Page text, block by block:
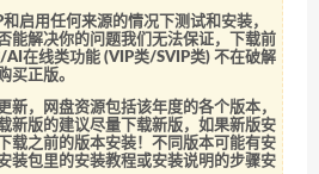
启用任何来源的情况下测试和安装，
能解决你的问题我们无法保证，下载前
在线类功能 (VIP类/SVIP类) 不在破解
买正版。
新，网盘资源包括该年度的各个版本，
新版的建议尽量下载新版，如果新版安
载之前的版本安装！不同版本可能有安
装包里的安装教程或安装说明的步骤安